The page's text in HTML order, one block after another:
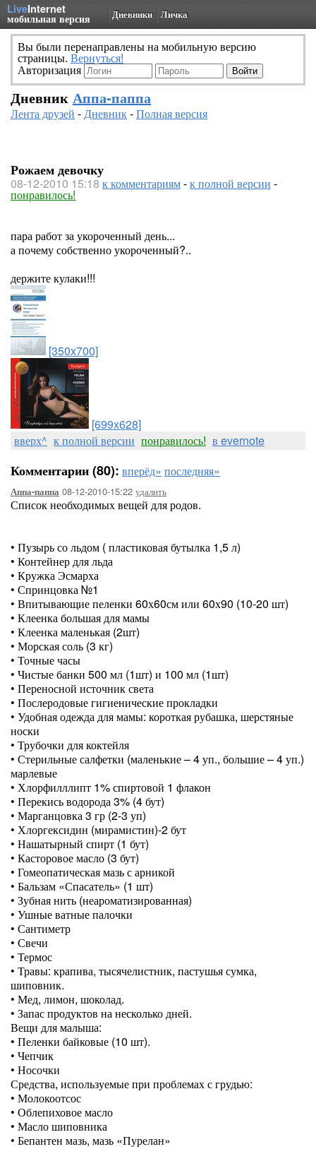
LiveInternet
мобильная версия Дневники Личка
Вы были перенаправлены на мобильную версию
страницы. Вернуться!
Авторизация
Дневник Аппа-паппа
Лента друзей -Дневник-Полная версия
Рожаем девочку
08-12-2010 15:18 к комментариям-к полной версии -
понравилось!
пара работ за укороченный день...
а почему собственно укороченный?..
держите кулаки!!!
[350x700]
[699x628]
вверх^ к полной версии понравилось! в evernote
Комментарии (80): вперёд» последняя»
Аппа-паппа 08-12-2010-15:22 удалить
Список необходимых вещей для родов.
• Пузырь со льдом ( пластиковая бутылка 1,5 л)
• Контейнер для льда
• Кружка Эсмарха
• Спринцовка №1
• Впитывающие пеленки 60х60см или 60х90 (10-20 шт)
• Клеенка большая для мамы
• Клеенка маленькая (2шт)
• Морская соль (3 кг)
• Точные часы
• Чистые банки 500 мл (1шт) и 100 мл (1шт)
• Переносной источник света
• Послеродовые гигиенические прокладки
• Удобная одежда для мамы: короткая рубашка, шерстяные
носки
• Трубочки для коктейля
• Стерильные салфетки (маленькие – 4 уп., большие – 4 уп.)
марлевые
• Хлорфилллипт 1% спиртовой 1 флакон
• Перекись водорода 3% (4 бут)
• Марганцовка 3 гр (2-3 уп)
• Хлоргексидин (мирамистин)-2 бут
• Нашатырный спирт (1 бут)
• Касторовое масло (3 бут)
• Гомеопатическая мазь с арникой
• Бальзам «Спасатель» (1 шт)
• Зубная нить (неароматизированная)
• Ушные ватные палочки
• Сантиметр
• Свечи
• Термос
• Травы: крапива, тысячелистник, пастушья сумка,
шиповник.
• Мед, лимон, шоколад.
• Запас продуктов на несколько дней.
Вещи для малыша:
• Пеленки байковые (10 шт).
• Чепчик
• Носочки
Средства, используемые при проблемах с грудью:
• Молокоотсос
• Облепиховое масло
• Масло шиповника
• Бепантен мазь, мазь «Пурелан»